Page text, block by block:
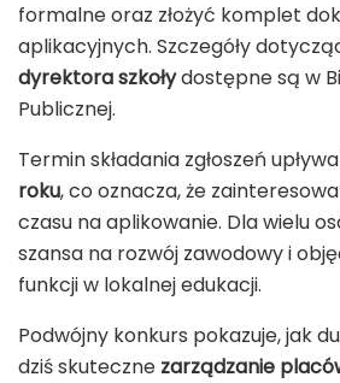
formalne oraz złożyć komplet
aplikacyjnych. Szczegóły
dyrektora szkołydostępne są w
Publicznej.
Termin składania zgłoszeń upływa
roku, co oznacza, że
czasu na aplikowanie. Dla wielu
szansa na rozwój zawodowy i
funkcji w lokalnej edukacji.
Podwójny konkurs pokazuje, jak
dziś skuteczne zarządzanie